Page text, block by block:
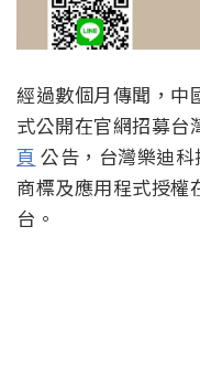
經過數個月傳聞，中
式公開在官網招募台
頁 公告，台灣樂迪
商標及應用程式授權
台。